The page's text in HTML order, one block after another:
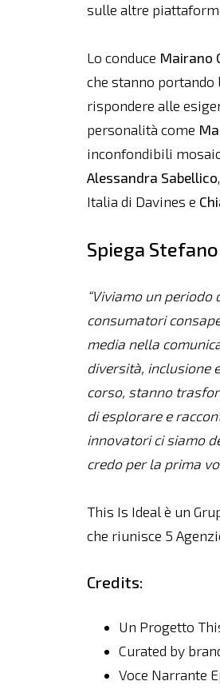
sulle altre
Lo conduce Mairano
che stanno portando
rispondere alle
personalità come
inconfondibili
Alessandra Sabellico
Italia di Davines e
Spiega
“Viviamo un periodo
consumatori
media nella
diversità, inclusione
corso, stanno
di esplorare e
innovatori ci siamo
credo per la prima
This Is Ideal è un
che riunisce 5
Credits:
Un Progetto
Curated by
Voce Narrante